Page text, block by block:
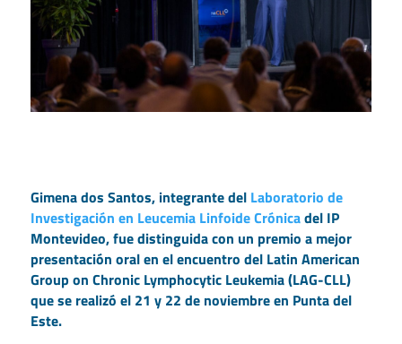
Gimena dos Santos, integrante del Laboratorio de
Investigación en Leucemia Linfoide Crónicadel IP
Montevideo, fue distinguida con un premio a mejor
presentación oral en el encuentro del Latin American
Group on Chronic Lymphocytic Leukemia (LAG-CLL)
que se realizó el 21 y 22 de noviembre en Punta del
Este.